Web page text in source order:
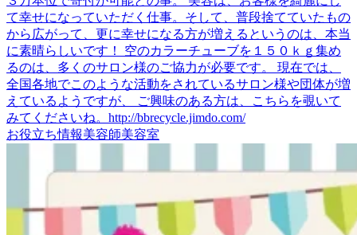
て幸せになっていただく仕事。そして、普段捨てていたもの
から広がって、更に幸せになる方が増えるというのは、本当
に素晴らしいです！ 空のカラーチューブを１５０ｋｇ集め
るのは、多くのサロン様のご協力が必要です。 現在では、
全国各地でこのような活動をされているサロン様や団体が増
えているようですが、 ご興味のある方は、こちらを覗いて
みてくださいね。http://bbrecycle.jimdo.com/
お役立ち情報美容師美容室